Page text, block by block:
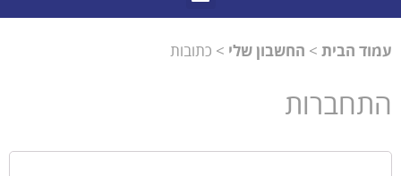
עמוד הבית > החשבון שלי > כתובות
התחברות